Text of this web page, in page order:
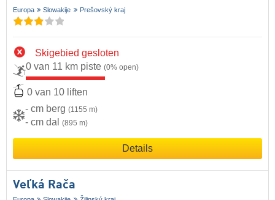
Europa Slowakije Prešovský kraj
Skigebied gesloten
0 van 11 km piste (0% open)
0 van 10 liften
- cm berg (1155 m)
- cm dal (895 m)
Details
Veľká Rača